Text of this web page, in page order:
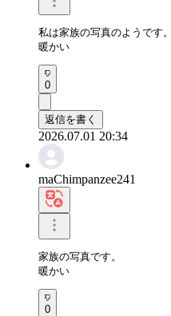
私は家族の写真のようです。
暖かい
0
返信を書く
2026.07.01 20:34
maChimpanzee241
家族の写真です。
暖かい
0